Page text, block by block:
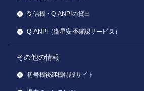
受信機・Q-ANPIの貸出
Q-ANPI（衛星安否確認サービス）
その他の情報
初号機後継機特設サイト